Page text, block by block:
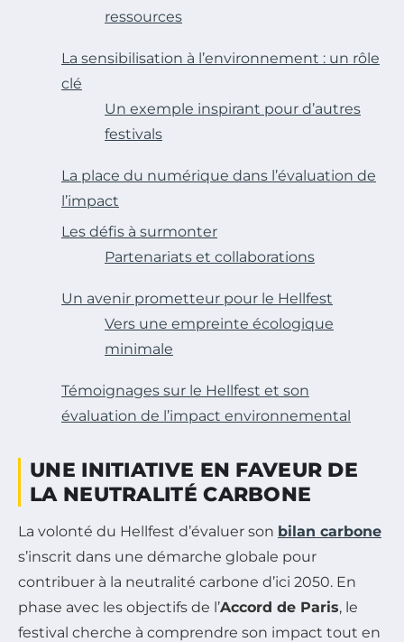
ressources
La sensibilisation à l’environnement : un rôle
clé
Un exemple inspirant pour d’autres
festivals
La place du numérique dans l’évaluation de
l’impact
Les défis à surmonter
Partenariats et collaborations
Un avenir prometteur pour le Hellfest
Vers une empreinte écologique
minimale
Témoignages sur le Hellfest et son
évaluation de l’impact environnemental
UNE INITIATIVE EN FAVEUR DE
LA NEUTRALITÉ CARBONE
La volonté du Hellfest d’évaluer son bilan carbone
s’inscrit dans une démarche globale pour
contribuer à la neutralité carbone d’ici 2050. En
phase avec les objectifs de l’Accord de Paris, le
festival cherche à comprendre son impact tout en